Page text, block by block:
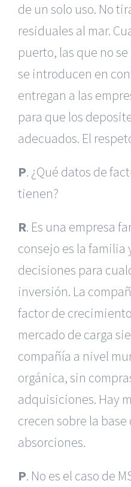
de un solo uso. No
residuales al mar.
puerto, las que no
se introducen en
entregan a las
para que los
adecuados. El
P. ¿Qué datos de
tienen?
R. Es una empresa
consejo es la familia
decisiones para
inversión. La
factor de
mercado de carga
compañía a nivel
orgánica, sin
adquisiciones. Hay
crecen sobre la base
absorciones.
P. No es el caso de